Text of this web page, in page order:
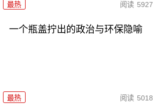
最热 阅读 5927
一个瓶盖拧出的政治与环保隐喻
最热 阅读 5018